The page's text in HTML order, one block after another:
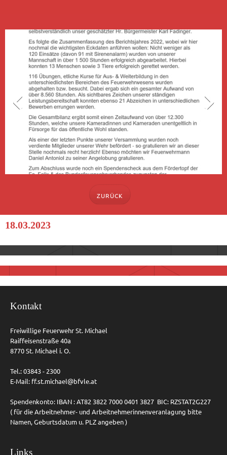
ZURÜCK
18.03.2023
Kontakt
Freiwillige Feuerwehr St. Michael
Raiffeisenstraße 40a
8770 St. Michael i. O.
Tel.: 03843 - 2300
E-Mail: ff.st.michael@bfvle.at
Spendenkonto: IBAN : AT82 3822 7000 0401 3827 BIC: RZSTAT2G227
( für die Arbeitnehmer- und Arbeitnehmerinnenveranlagung bitte
Namen, Geburtsdatum u. PLZ angeben )
Links